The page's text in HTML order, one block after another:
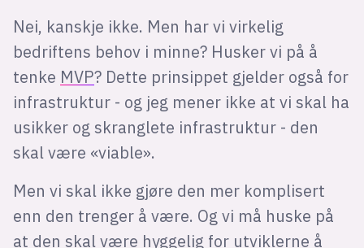
Nei, kanskje ikke. Men har vi virkelig
bedriftens behov i minne? Husker vi på å
tenke MVP? Dette prinsippet gjelder også for
infrastruktur - og jeg mener ikke at vi skal ha
usikker og skranglete infrastruktur - den
skal være «viable».
Men vi skal ikke gjøre den mer komplisert
enn den trenger å være. Og vi må huske på
at den skal være hyggelig for utviklerne å